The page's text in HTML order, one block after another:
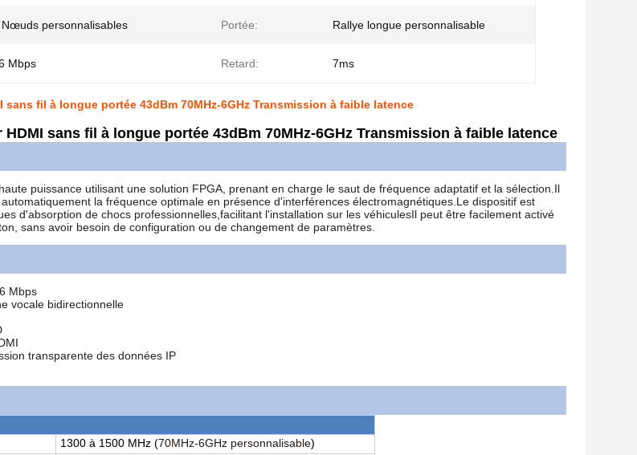
personnalisables Portée: Rallye longue personnalisable
Mbps Retard: 7ms
sans fil à longue portée 43dBm 70MHz-6GHz Transmission à faible latence
sans fil à longue portée 43dBm 70MHz-6GHz Transmission à faible latence
puissance utilisant une solution FPGA, prenant en charge le saut de fréquence adaptatif et la sélection.Il
la fréquence optimale en présence d'interférences électromagnétiques.Le dispositif est
d'absorption de chocs professionnelles,facilitant l'installation sur les véhiculesIl peut être facilement activé
sans avoir besoin de configuration ou de changement de paramètres.
Mbps
vocale bidirectionnelle
transparente des données IP
1300 à 1500 MHz (70MHz-6GHz personnalisable)